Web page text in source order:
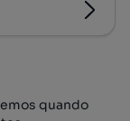
quando